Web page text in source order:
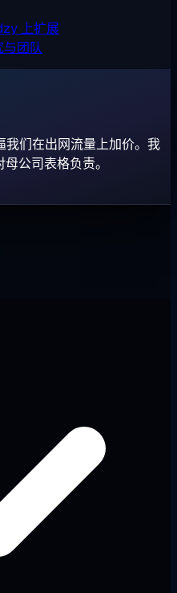
上扩展
与团队
我们在出网流量上加价。我
公司表格负责。